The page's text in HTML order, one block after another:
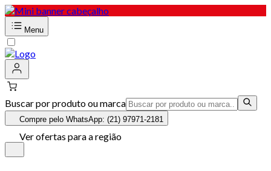
Menu
Buscar por produto ou marca
Compre pelo WhatsApp: (21) 97971-2181
Ver ofertas para a região